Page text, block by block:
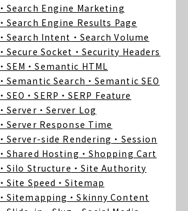
・Search Engine Marketing
・Search Engine Results Page
・Search Intent ・Search Volume
・Secure Socket ・Security Headers
・SEM ・Semantic HTML
・Semantic Search ・Semantic SEO
・SEO ・SERP ・SERP Feature
・Server ・Server Log
・Server Response Time
・Server-side Rendering ・Session
・Shared Hosting ・Shopping Cart
・Silo Structure ・Site Authority
・Site Speed ・Sitemap
・Sitemapping ・Skinny Content